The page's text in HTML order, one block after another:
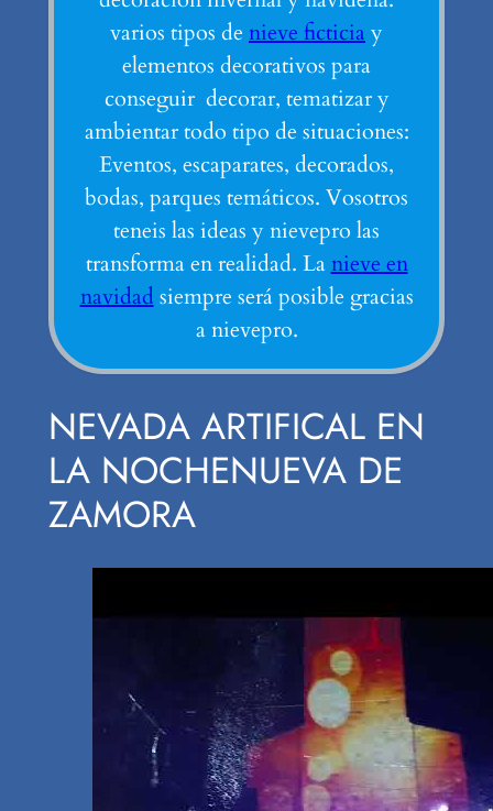
varios tipos de nieve ficticia y
elementos decorativos para
conseguir decorar, tematizar y
ambientar todo tipo de situaciones:
Eventos, escaparates, decorados,
bodas, parques temáticos. Vosotros
teneis las ideas y nievepro las
transforma en realidad. La nieve en
navidad siempre será posible gracias
a nievepro.
NEVADA ARTIFICAL EN
LA NOCHENUEVA DE
ZAMORA